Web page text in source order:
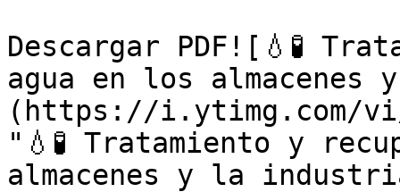
Descargar PDF![💧🧪
agua en los
(https://i.ytimg.com/vi/
"💧🧪 Tratamiento y
almacenes y la